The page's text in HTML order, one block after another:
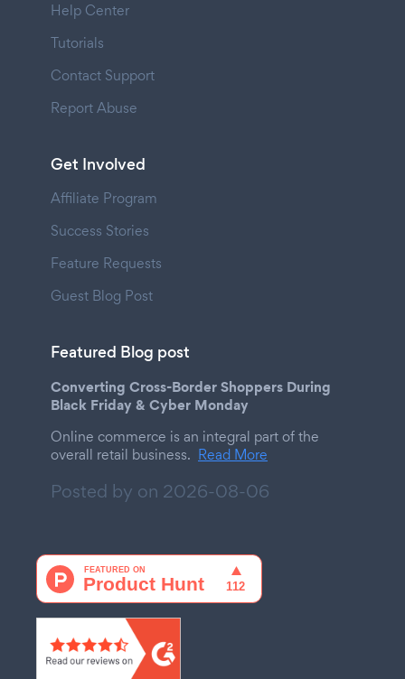
Help Center
Tutorials
Contact Support
Report Abuse
Get Involved
Affiliate Program
Success Stories
Feature Requests
Guest Blog Post
Featured Blog post
Converting Cross-Border Shoppers During
Black Friday & Cyber Monday
Online commerce is an integral part of the
overall retail business. Read More
Posted by on 2026-08-06